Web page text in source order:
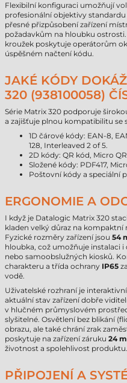
Flexibilní konfiguraci umožňují
profesionální objektivy
přesné přizpůsobení zařízení
požadavkům na hloubku
kroužek poskytuje operátorům
úspěšném načtení kódu.
JAKÉ KÓDY
320 (938100058)
Série Matrix 320 podporuje
a zajišťuje plnou kompatibilitu se
1D čárové kódy: EAN-8,
128, Interleaved 2 of 5.
2D kódy: QR kód, Micro
Složené kódy: PDF417,
Poštovní kódy a speciální
ERGONOMIE A
I když je Datalogic Matrix 320
kladen velký důraz na
Fyzické rozměry zařízení jsou 54
hloubka, což umožňuje instalaci
nebo samoobslužných kiosků.
charakteru a třída ochrany IP65
vodě.
Uživatelské rozhraní je
aktuální stav zařízení dobře
v hlučném průmyslovém
slyšitelné. Osvětlení bez blikání
obrazu, ale také chrání zrak
poskytuje na zařízení záruku 24
životnost a spolehlivost produktu.
PŘIPOJENÍ A